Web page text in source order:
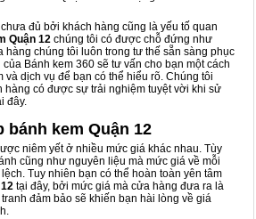
đủ bởi khách hàng cũng là yếu tố quan
Quận 12 chúng tôi có được chỗ đứng như
hàng chúng tôi luôn trong tư thế sẵn sàng phục
Bánh kem 360 sẽ tư vấn cho bạn một cách
và dịch vụ để bạn có thể hiểu rõ. Chúng tôi
hàng có được sự trải nghiệm tuyệt vời khi sử
đây.
bánh kem Quận 12
niêm yết ở nhiều mức giá khác nhau. Tùy
cũng như nguyên liệu mà mức giá về mỗi
Tuy nhiên bạn có thể hoàn toàn yên tâm
tại đây, bởi mức giá mà cửa hàng đưa ra là
đảm bảo sẽ khiến bạn hài lòng về giá